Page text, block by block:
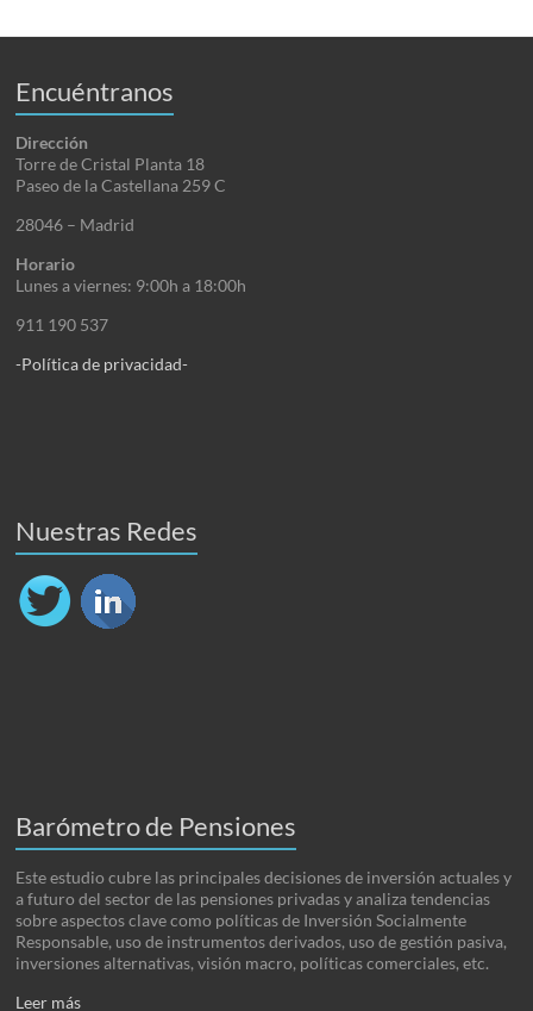
Encuéntranos
Dirección
Torre de Cristal Planta 18
Paseo de la Castellana 259 C
28046 – Madrid
Horario
Lunes a viernes: 9:00h a 18:00h
911 190 537
-Política de privacidad-
Nuestras Redes
Barómetro de Pensiones
Este estudio cubre las principales decisiones de inversión actuales y
a futuro del sector de las pensiones privadas y analiza tendencias
sobre aspectos clave como políticas de Inversión Socialmente
Responsable, uso de instrumentos derivados, uso de gestión pasiva,
inversiones alternativas, visión macro, políticas comerciales, etc.
Leer más